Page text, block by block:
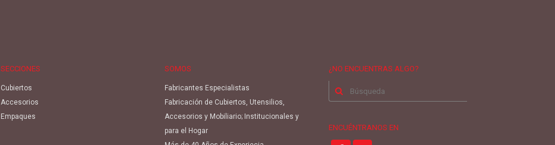
SECCIONES
Cubiertos
Accesorios
Empaques
SOMOS
Fabricantes Especialistas
Fabricación de Cubiertos, Utensilios,
Accesorios y Mobiliario; Institucionales y
para el Hogar
¿NO ENCUENTRAS ALGO?
Buscar
por:
ENCUÉNTRANOS EN